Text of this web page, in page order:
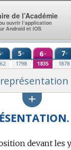
e 5e
1798
6e
1835
7e
1878
représentation
devant les
de l’Académie
ouvrir l’application
Android et iOS